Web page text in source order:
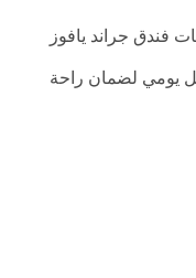
فندق جراند يافوز
يومي لضمان راحة